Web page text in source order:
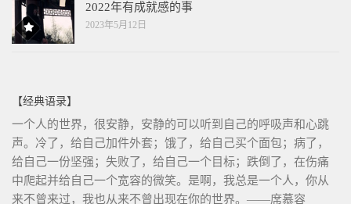
2022年有成就感的事
2023年5月12日
【经典语录】
一个人的世界，很安静，安静的可以听到自己的呼吸声和心跳
声。冷了，给自己加件外套；饿了，给自己买个面包；病了，
给自己一份坚强；失败了，给自己一个目标；跌倒了，在伤痛
中爬起并给自己一个宽容的微笑。是啊，我总是一个人，你从
来不曾来过，我也从来不曾出现在你的世界。——席慕容